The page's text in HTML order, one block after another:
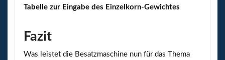
Tabelle zur Eingabe des Einzelkorn-Gewichtes
Fazit
Was leistet die Besatzmaschine nun für das Thema